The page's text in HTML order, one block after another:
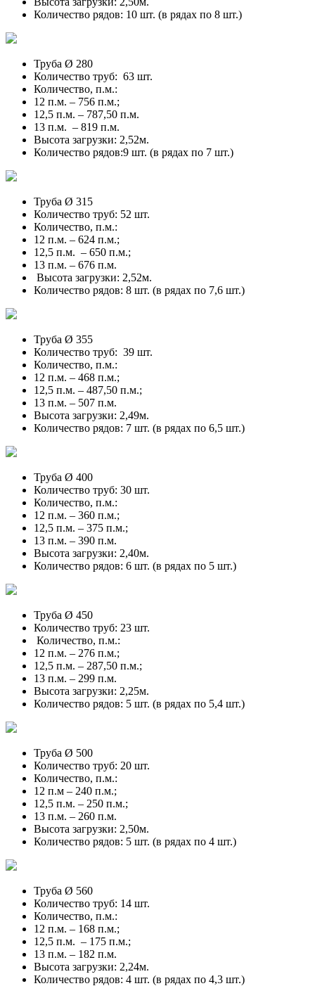
Количество рядов: 10 шт. (в рядах по 8 шт.)
Труба Ø 280
Количество труб: 63 шт.
Количество, п.м.:
12 п.м. – 756 п.м.;
12,5 п.м. – 787,50 п.м.
13 п.м. – 819 п.м.
Высота загрузки: 2,52м.
Количество рядов:9 шт. (в рядах по 7 шт.)
Труба Ø 315
Количество труб: 52 шт.
Количество, п.м.:
12 п.м. – 624 п.м.;
12,5 п.м. – 650 п.м.;
13 п.м. – 676 п.м.
Высота загрузки: 2,52м.
Количество рядов: 8 шт. (в рядах по 7,6 шт.)
Труба Ø 355
Количество труб: 39 шт.
Количество, п.м.:
12 п.м. – 468 п.м.;
12,5 п.м. – 487,50 п.м.;
13 п.м. – 507 п.м.
Высота загрузки: 2,49м.
Количество рядов: 7 шт. (в рядах по 6,5 шт.)
Труба Ø 400
Количество труб: 30 шт.
Количество, п.м.:
12 п.м. – 360 п.м.;
12,5 п.м. – 375 п.м.;
13 п.м. – 390 п.м.
Высота загрузки: 2,40м.
Количество рядов: 6 шт. (в рядах по 5 шт.)
Труба Ø 450
Количество труб: 23 шт.
Количество, п.м.:
12 п.м. – 276 п.м.;
12,5 п.м. – 287,50 п.м.;
13 п.м. – 299 п.м.
Высота загрузки: 2,25м.
Количество рядов: 5 шт. (в рядах по 5,4 шт.)
Труба Ø 500
Количество труб: 20 шт.
Количество, п.м.:
12 п.м – 240 п.м.;
12,5 п.м. – 250 п.м.;
13 п.м. – 260 п.м.
Высота загрузки: 2,50м.
Количество рядов: 5 шт. (в рядах по 4 шт.)
Труба Ø 560
Количество труб: 14 шт.
Количество, п.м.:
12 п.м. – 168 п.м.;
12,5 п.м. – 175 п.м.;
13 п.м. – 182 п.м.
Высота загрузки: 2,24м.
Количество рядов: 4 шт. (в рядах по 4,3 шт.)